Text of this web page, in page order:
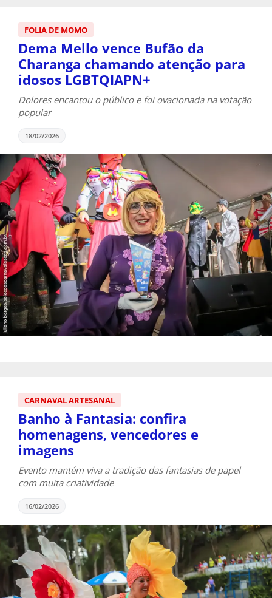
FOLIA DE MOMO
Dema Mello vence Bufão da
Charanga chamando atenção para
idosos LGBTQIAPN+
Dolores encantou o público e foi ovacionada na votação
popular
18/02/2026
CARNAVAL ARTESANAL
Banho à Fantasia: confira
homenagens, vencedores e
imagens
Evento mantém viva a tradição das fantasias de papel
com muita criatividade
16/02/2026